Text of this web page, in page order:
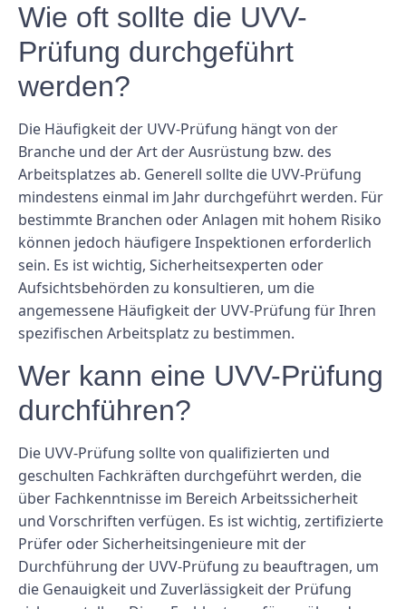
Wie oft sollte die UVV-
Prüfung durchgeführt
werden?
Die Häufigkeit der UVV-Prüfung hängt von der
Branche und der Art der Ausrüstung bzw. des
Arbeitsplatzes ab. Generell sollte die UVV-Prüfung
mindestens einmal im Jahr durchgeführt werden. Für
bestimmte Branchen oder Anlagen mit hohem Risiko
können jedoch häufigere Inspektionen erforderlich
sein. Es ist wichtig, Sicherheitsexperten oder
Aufsichtsbehörden zu konsultieren, um die
angemessene Häufigkeit der UVV-Prüfung für Ihren
spezifischen Arbeitsplatz zu bestimmen.
Wer kann eine UVV-Prüfung
durchführen?
Die UVV-Prüfung sollte von qualifizierten und
geschulten Fachkräften durchgeführt werden, die
über Fachkenntnisse im Bereich Arbeitssicherheit
und Vorschriften verfügen. Es ist wichtig, zertifizierte
Prüfer oder Sicherheitsingenieure mit der
Durchführung der UVV-Prüfung zu beauftragen, um
die Genauigkeit und Zuverlässigkeit der Prüfung